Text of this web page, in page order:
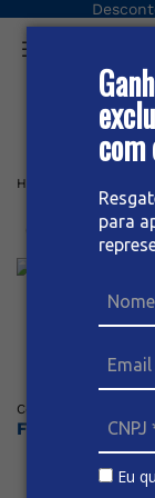
para
Eu
O que
Home
Calça
Código
Faça o login